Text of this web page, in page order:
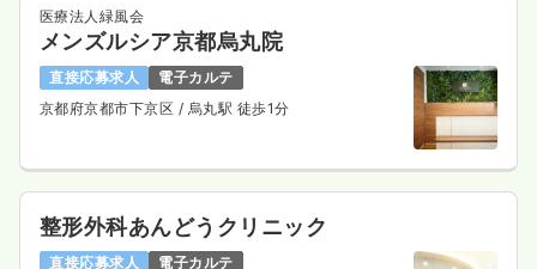
医療法人緑風会
メンズルシア京都烏丸院
直接応募求人
電子カルテ
京都府京都市下京区 / 烏丸駅 徒歩1分
整形外科あんどうクリニック
直接応募求人
電子カルテ